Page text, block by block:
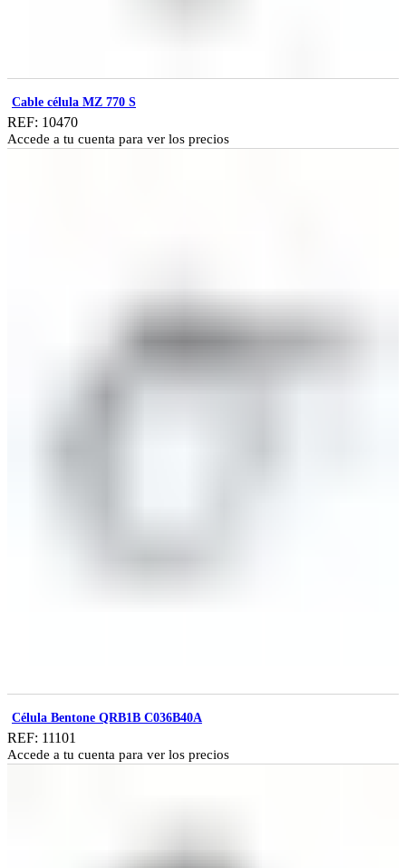
Cable célula MZ 770 S
REF: 10470
Accede a tu cuenta para ver los precios
Célula Bentone QRB1B C036B40A
REF: 11101
Accede a tu cuenta para ver los precios